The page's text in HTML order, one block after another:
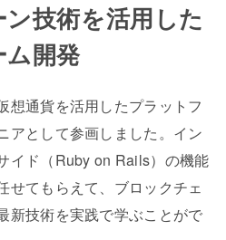
技術を活用した
開発
想通貨を活用したプラットフ
アとして参画しました。イン
イド（Ruby on Rails）の機能
せてもらえて、ブロックチェ
新技術を実践で学ぶことがで